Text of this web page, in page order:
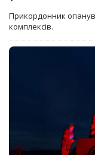
Прикордонник
комплексів.